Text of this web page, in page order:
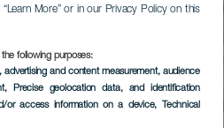
More” or in our Privacy Policy on this
following purposes:
advertising and content measurement, audience
, Precise geolocation data, and identification
or access information on a device, Technical